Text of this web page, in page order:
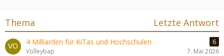
Thema Letzte Antwort
4 Milliarden für KiTas und Hochschulen
6
Volleybap
7. Mai 2026